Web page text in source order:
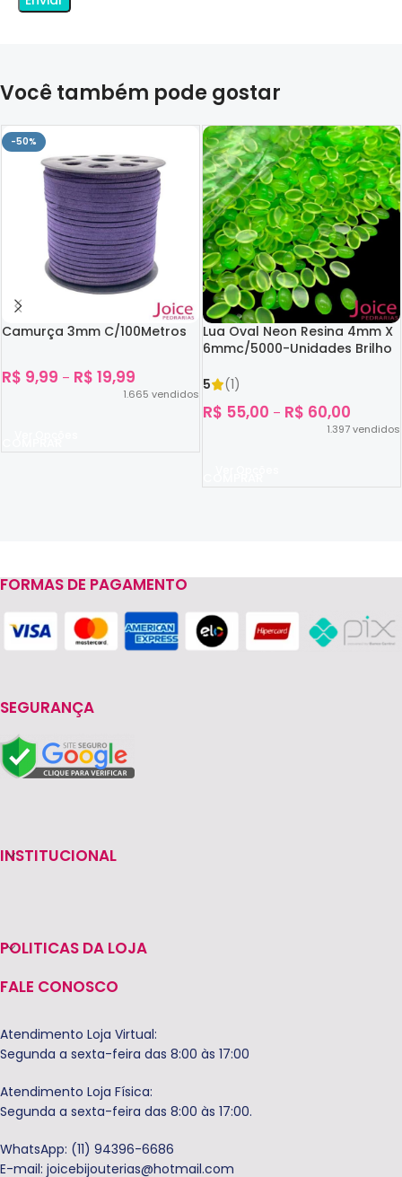
Você também pode gostar
-50%
Camurça 3mm C/100Metros
R$ 9,99 – R$ 19,99
1.665 vendidos
Lua Oval Neon Resina 4mm X
6mmc/5000-Unidades Brilho
5
(1)
R$ 55,00 – R$ 60,00
1.397vendidos
Read more
FORMAS DE PAGAMENTO
SEGURANÇA
INSTITUCIONAL
POLITICAS DA LOJA
FALE CONOSCO
Atendimento Loja Virtual:
Segunda a sexta-feira das 8:00 às 17:00
Atendimento Loja Física:
Segunda a sexta-feira das 8:00 às 17:00.
WhatsApp: (11) 94396-6686
E-mail: joicebijouterias@hotmail.com